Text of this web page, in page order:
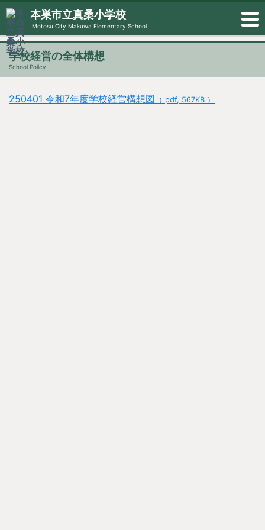
本巣市立真桑小学校
Motosu City Makuwa Elementary School
学校経営の全体構想
School Policy
250401 令和7年度学校経営構想図 （ pdf, 567KB ）